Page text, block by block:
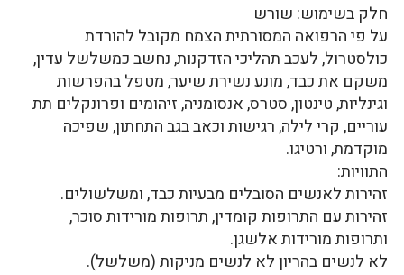
חלק בשימוש: שורש
על פי הרפואה המסורתית הצמח מקובל להורדת
כולסטרול, לעכב תהליכי הזדקנות, נחשב כמשלשל עדין,
משקם את כבד, מונע נשירת שיער, מטפל בהפרשות
וגינליות, טינטון, סטרס, אנסומניה, זיהומים ופרונקלים תת
עוריים, קרי לילה, רגישות וכאב בגב התחתון, שפיכה
מוקדמת, ורטיגו.
התוויות:
זהירות לאנשים הסובלים מבעיות כבד, ומשלשולים.
זהירות עם התרופות קומדין, תרופות מורידות סוכר,
ותרופות מורידות אלשגן.
לא לנשים בהריון לא לנשים מניקות (משלשל).